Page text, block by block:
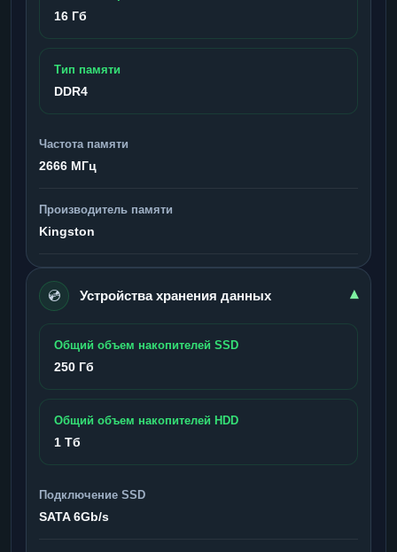
16 Гб
Тип памяти
DDR4
Частота памяти
2666 МГц
Производитель памяти
Kingston
💿 Устройства хранения данных ▾
Общий объем накопителей SSD
250 Гб
Общий объем накопителей HDD
1 Тб
Подключение SSD
SATA 6Gb/s